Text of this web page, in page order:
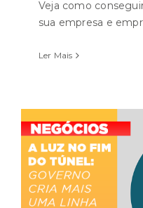
Veja como
sua empresa e
Ler Mais